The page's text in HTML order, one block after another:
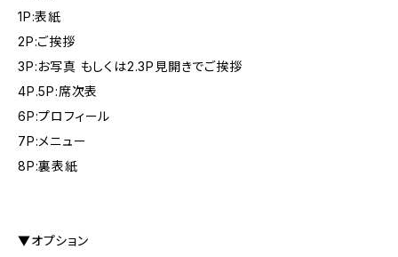
1P:表紙
2P:ご挨拶
3P:お写真 もしくは2.3P見開きでご挨拶
4P.5P:席次表
6P:プロフィール
7P:メニュー
8P:裏表紙
▼オプション